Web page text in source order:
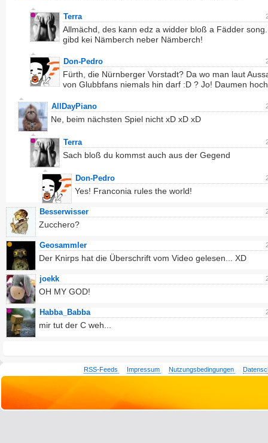
Terra
Allmächd, des kann edz a widder bloß a Fädder
gibd kei Nämberch neber Nämberch!
Don-Pedro
Fürth, die Nürnberger Vorstadt? Da wo man laut
von Glubbfans niemals hin darf :D ? Jo! Daumen
AllDayPiano
Ne, beim nächsten Spiel nicht xD xD xD
Terra
Sach bloß du kommst auch aus der Gegend
Don-Pedro
Yes! Franconia rules the world!
Besserwisser
Zucchero?
Geosammler
Der Knirps hat die Überschrift vom Video gelesen... XD
joekk
OH MY GOD!
Habba_Babba
mir tut der C weh...
RSS-Feeds Impressum Nutzungsbedingungen